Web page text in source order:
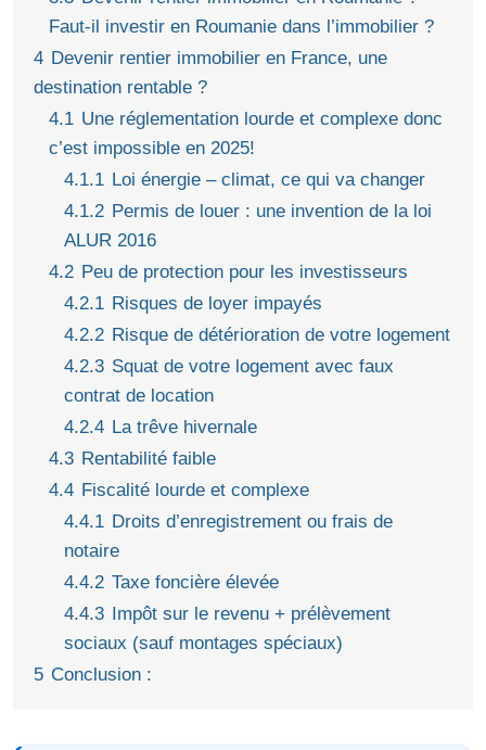
Faut-il investir en Roumanie dans l’immobilier ?
4 Devenir rentier immobilier en France, une
destination rentable ?
4.1 Une réglementation lourde et complexe donc
c’est impossible en 2025!
4.1.1 Loi énergie – climat, ce qui va changer
4.1.2 Permis de louer : une invention de la loi
ALUR 2016
4.2 Peu de protection pour les investisseurs
4.2.1 Risques de loyer impayés
4.2.2 Risque de détérioration de votre logement
4.2.3 Squat de votre logement avec faux
contrat de location
4.2.4 La trêve hivernale
4.3 Rentabilité faible
4.4 Fiscalité lourde et complexe
4.4.1 Droits d’enregistrement ou frais de
notaire
4.4.2 Taxe foncière élevée
4.4.3 Impôt sur le revenu + prélèvement
sociaux (sauf montages spéciaux)
5 Conclusion :